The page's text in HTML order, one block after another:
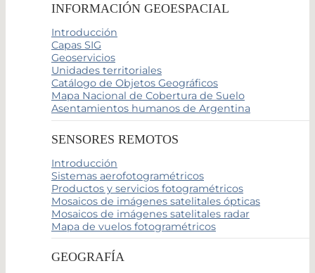
INFORMACIÓN GEOESPACIAL
Introducción
Capas SIG
Geoservicios
Unidades territoriales
Catálogo de Objetos Geográficos
Mapa Nacional de Cobertura de Suelo
Asentamientos humanos de Argentina
SENSORES REMOTOS
Introducción
Sistemas aerofotogramétricos
Productos y servicios fotogramétricos
Mosaicos de imágenes satelitales ópticas
Mosaicos de imágenes satelitales radar
Mapa de vuelos fotogramétricos
GEOGRAFÍA